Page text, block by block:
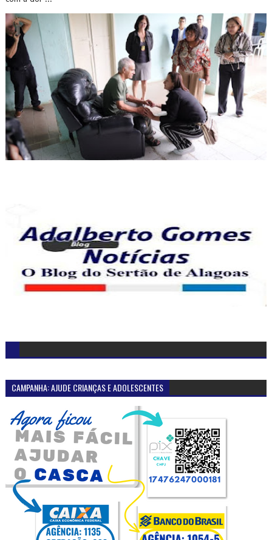
OPINIÃO "PEGA FOGO"
OUÇA A RÁDIO ALTERNATIVA F.M-98,5
MAIS LIDAS
Sob forte comoção pequena Ana Clara foi sepultada
na manhã desta quarta-feira (6) em Olho D'Água do
Casado
julho 06, 2016 0